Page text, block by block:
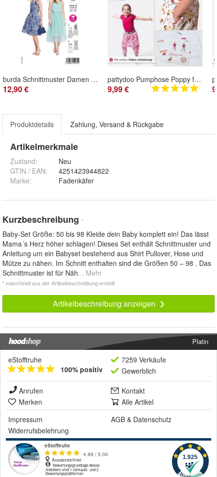
burda Schnittmuster Damen Sommerkleider mit Träger #5635
12,90 €
pattydoo Pumphose Poppy für Klein und Groß Papierschnittmuster
9,99 €
Produktdetails Zahlung, Versand & Rückgabe
Artikelmerkmale
Zustand:
Neu
GTIN / EAN:
4251423944822
Marke:
Fadenkäfer
Kurzbeschreibung *
Baby-Set Größe: 50 bis 98 Kleide dein Baby komplett ein! Das lässt
Mama´s Herz höher schlagen! Dieses Set enthält Schnittmuster und
Anleitung um ein Babyset bestehend aus Shirt Pullover, Hose und
Mütze zu nähen. Im Schnitt enthalten sind die Größen 50 – 98 . Das
Schnittmuster ist für Näh... Mehr
* maschinell aus der Artikelbeschreibung erstellt
Artikelbeschreibung anzeigen
Platin
eStofftruhe
100% positiv
7259 Verkäufe
Gewerblich
Anrufen
Kontakt
Merken
Alle Artikel
Impressum
AGB & Datenschutz
Widerrufsbelehrung